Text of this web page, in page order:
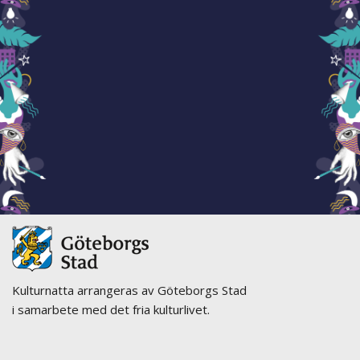
Kulturnatta arrangeras av Göteborgs Stad
i samarbete med det fria kulturlivet.